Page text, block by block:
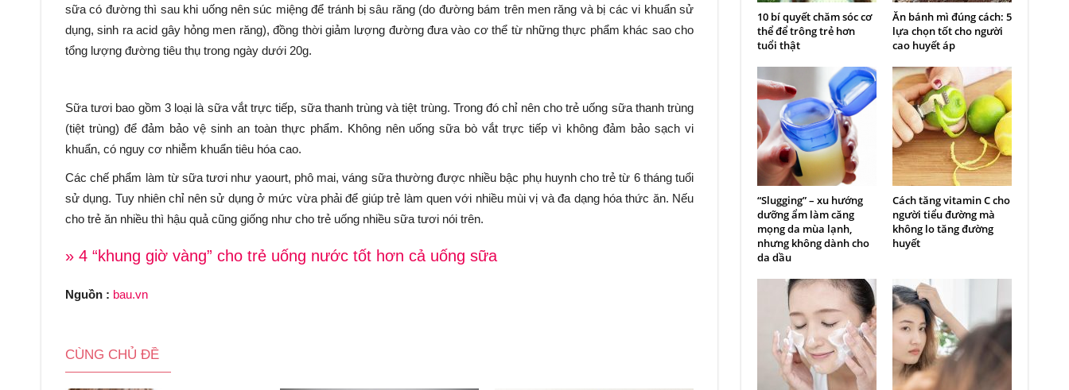
sữa có đường thì sau khi uống nên súc miệng để tránh bị sâu răng (do đường bám trên men răng và bị các vi khuẩn sử
dụng, sinh ra acid gây hỏng men răng), đồng thời giảm lượng đường đưa vào cơ thể từ những thực phẩm khác sao cho
tổng lượng đường tiêu thụ trong ngày dưới 20g.
Sữa tươi bao gồm 3 loại là sữa vắt trực tiếp, sữa thanh trùng và tiệt trùng. Trong đó chỉ nên cho trẻ uống sữa thanh trùng
(tiệt trùng) để đảm bảo vệ sinh an toàn thực phẩm. Không nên uống sữa bò vắt trực tiếp vì không đảm bảo sạch vi
khuẩn, có nguy cơ nhiễm khuẩn tiêu hóa cao.
Các chế phẩm làm từ sữa tươi như yaourt, phô mai, váng sữa thường được nhiều bậc phụ huynh cho trẻ từ 6 tháng tuổi
sử dụng. Tuy nhiên chỉ nên sử dụng ở mức vừa phải để giúp trẻ làm quen với nhiều mùi vị và đa dạng hóa thức ăn. Nếu
cho trẻ ăn nhiều thì hậu quả cũng giống như cho trẻ uống nhiều sữa tươi nói trên.
» 4 “khung giờ vàng” cho trẻ uống nước tốt hơn cả uống sữa
Nguồn : bau.vn
CÙNG CHỦ ĐỀ
10 bí quyết chăm sóc cơ
thể để trông trẻ hơn
tuổi thật
Ăn bánh mì đúng cách: 5
lựa chọn tốt cho người
cao huyết áp
“Slugging” – xu hướng
dưỡng ẩm làm căng
mọng da mùa lạnh,
nhưng không dành cho
da dầu
Cách tăng vitamin C cho
người tiểu đường mà
không lo tăng đường
huyết